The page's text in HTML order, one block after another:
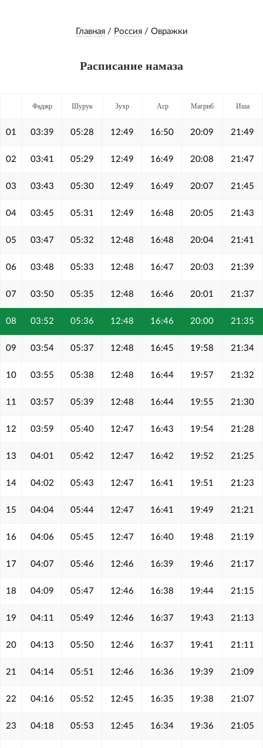
Главная/ Россия/ Овражки
Расписание намаза
Фаджр Шурук Зухр Аср Магриб Иша
01 03:39 05:28 12:49 16:50 20:09 21:49
02 03:41 05:29 12:49 16:49 20:08 21:47
03 03:43 05:30 12:49 16:49 20:07 21:45
04 03:45 05:31 12:49 16:48 20:05 21:43
05 03:47 05:32 12:48 16:48 20:04 21:41
06 03:48 05:33 12:48 16:47 20:03 21:39
07 03:50 05:35 12:48 16:46 20:01 21:37
08 03:52 05:36 12:48 16:46 20:00 21:35
09 03:54 05:37 12:48 16:45 19:58 21:34
10 03:55 05:38 12:48 16:44 19:57 21:32
11 03:57 05:39 12:48 16:44 19:55 21:30
12 03:59 05:40 12:47 16:43 19:54 21:28
13 04:01 05:42 12:47 16:42 19:52 21:25
14 04:02 05:43 12:47 16:41 19:51 21:23
15 04:04 05:44 12:47 16:41 19:49 21:21
16 04:06 05:45 12:47 16:40 19:48 21:19
17 04:07 05:46 12:46 16:39 19:46 21:17
18 04:09 05:47 12:46 16:38 19:44 21:15
19 04:11 05:49 12:46 16:37 19:43 21:13
20 04:13 05:50 12:46 16:37 19:41 21:11
21 04:14 05:51 12:46 16:36 19:39 21:09
22 04:16 05:52 12:45 16:35 19:38 21:07
23 04:18 05:53 12:45 16:34 19:36 21:05